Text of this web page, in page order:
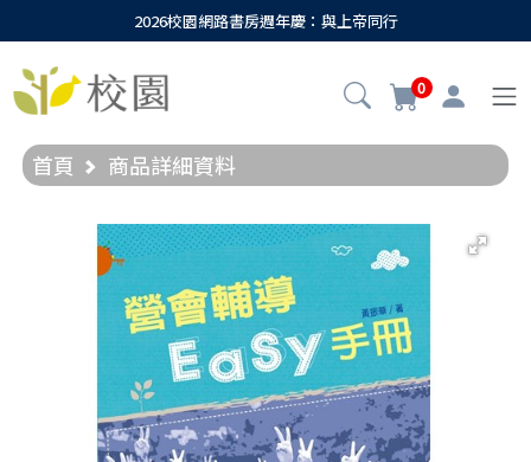
2026校園網路書房週年慶：與上帝同行
0
首頁 商品詳細資料